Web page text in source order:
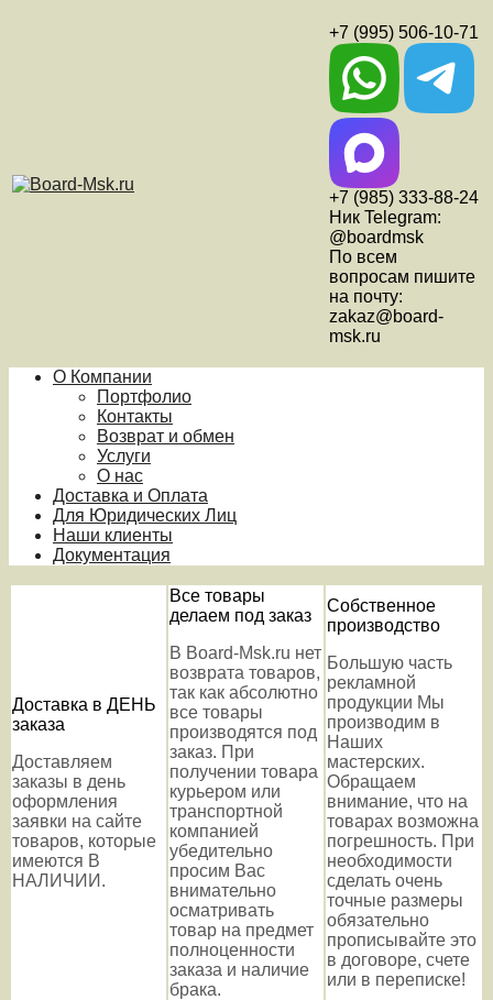
+7 (995) 506-10-71
+7 (985) 333-88-24
Ник Telegram:
@boardmsk
По всем
вопросам пишите
на почту:
zakaz@board-
msk.ru
О Компании
Портфолио
Контакты
Возврат и обмен
Услуги
О нас
Доставка и Оплата
Для Юридических Лиц
Наши клиенты
Документация
Доставка в ДЕНЬ
заказа
Доставляем
заказы в день
оформления
заявки на сайте
товаров, которые
имеются В
НАЛИЧИИ.
Все товары
делаем под заказ
В Board-Msk.ru нет
возврата товаров,
так как абсолютно
все товары
производятся под
заказ. При
получении товара
курьером или
транспортной
компанией
убедительно
просим Вас
внимательно
осматривать
товар на предмет
полноценности
заказа и наличие
брака.
Собственное
производство
Большую часть
рекламной
продукции Мы
производим в
Наших
мастерских.
Обращаем
внимание, что на
товарах возможна
погрешность. При
необходимости
сделать очень
точные размеры
обязательно
прописывайте это
в договоре, счете
или в переписке!